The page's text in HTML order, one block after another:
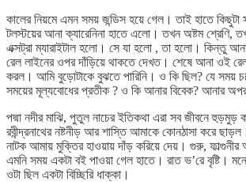
কালের নিয়মে এমন সময় জন্ডিস হয়ে গেল। তাই হাতে কিছুটা
টলস্টয়ের আনা ক্যারেনিনা হাতে এলো। তখন অষ্টম শ্রেণি,
এক্সট্রা ম্যারাইটাল হলো। সে যা হলো , তা হলো। কিন্তু
রেল লাইনের ওপর দাঁড়িয়ে থাকতে দেখত। শেষে আনা ওই
করল। আমি বুড়োটাকে বুঝতে পারিনি। ও কি ছিল? যে সময়
সময়ের মূল্যবোধের প্রতীক ? ও কি আনার বিবেক? আনার
পদ্মা নদীর মাঝি, পুতুল নাচের ইতিকথা এরা সব জীবনে
রবীন্দ্রনাথের নষ্টনীড় আর শাস্তি আমাকে কোনঠাসা করে
নাটক আমায় মুক্তির হাওয়ায় দাঁড় করিয়ে দেয়। গুরু,
এমনি সময় একটা বই পাওয়া গেল হাতে। রাত ভ’রে বৃষ্টি।
ওটা ছিল একটা বিচ্ছিরি ধাক্কা।